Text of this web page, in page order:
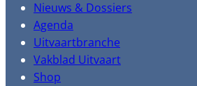
Nieuws & Dossiers
Agenda
Uitvaartbranche
Vakblad Uitvaart
Shop